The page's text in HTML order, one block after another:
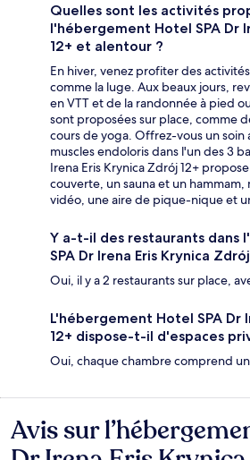
Quelles sont les activités
l'hébergement Hotel SPA Dr
12+ et alentour ?
En hiver, venez profiter des
comme la luge. Aux beaux jours,
en VTT et de la randonnée à pied
sont proposées sur place, comme
cours de yoga. Offrez-vous un soin
muscles endoloris dans l'un des 3
Irena Eris Krynica Zdrój 12+
couverte, un sauna et un hammam,
vidéo, une aire de pique-nique et
Y a-t-il des restaurants dans
SPA Dr Irena Eris Krynica
Oui, il y a 2 restaurants sur place,
L'hébergement Hotel SPA Dr
12+ dispose-t-il d'espaces
Oui, chaque chambre comprend
Avis
Avis sur